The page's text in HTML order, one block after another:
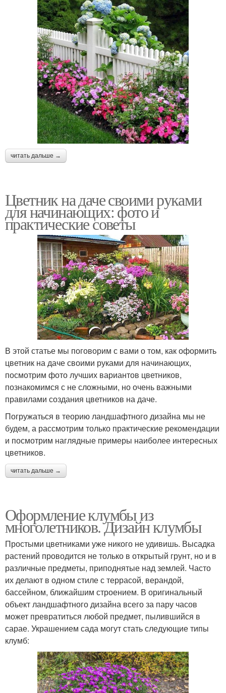
читать дальше →
Цветник на даче своими руками
для начинающих: фото и
практические советы
В этой статье мы поговорим с вами о том, как оформить
цветник на даче своими руками для начинающих,
посмотрим фото лучших вариантов цветников,
познакомимся с не сложными, но очень важными
правилами создания цветников на даче.
Погружаться в теорию ландшафтного дизайна мы не
будем, а рассмотрим только практические рекомендации
и посмотрим наглядные примеры наиболее интересных
цветников.
читать дальше →
Оформление клумбы из
многолетников. Дизайн клумбы
Простыми цветниками уже никого не удивишь. Высадка
растений проводится не только в открытый грунт, но и в
различные предметы, приподнятые над землей. Часто
их делают в одном стиле с террасой, верандой,
бассейном, ближайшим строением. В оригинальный
объект ландшафтного дизайна всего за пару часов
может превратиться любой предмет, пылившийся в
сарае. Украшением сада могут стать следующие типы
клумб: